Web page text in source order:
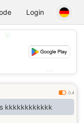
Login
0.4
kkkkkkkkkkkk